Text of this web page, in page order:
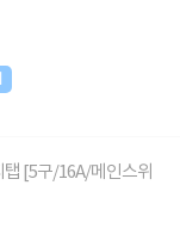
[5구/16A/메인스위